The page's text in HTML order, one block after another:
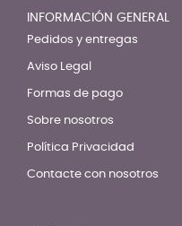
INFORMACIÓN GENERAL
Pedidos y entregas
Aviso Legal
Formas de pago
Sobre nosotros
Política Privacidad
Contacte con nosotros